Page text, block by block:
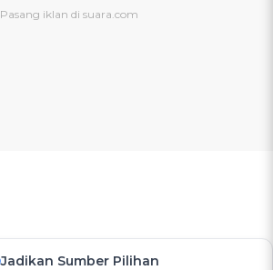
Jadikan Sumber Pilihan